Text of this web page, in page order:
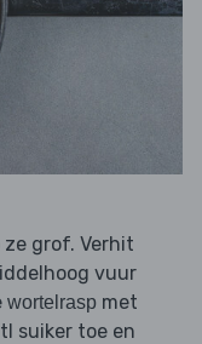
ze grof. Verhit
vuur
wortelrasp met
suiker toe en